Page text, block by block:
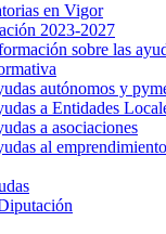
en Vigor
2023-2027
sobre las
autónomos y
a Entidades
a asociaciones
al emprendimiento